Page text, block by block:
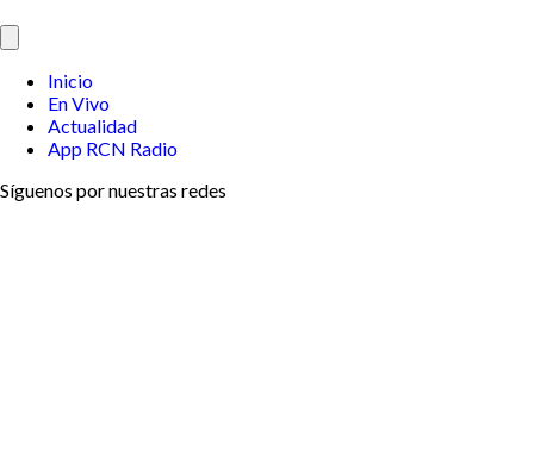
Inicio
En Vivo
Actualidad
App RCN Radio
Síguenos por nuestras redes